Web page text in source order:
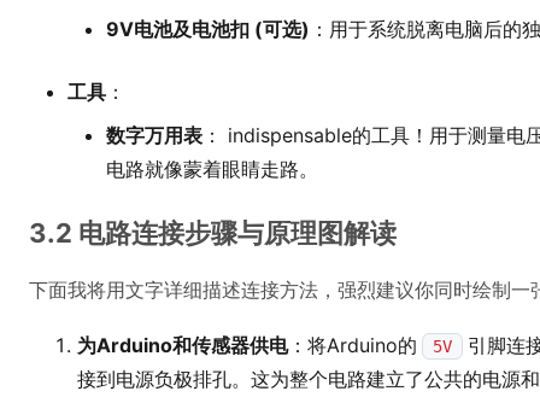
9V电池及电池扣 (可选) ：用于系统脱离电脑后的
工具 ：
数字万用表 ： indispensable的工具！用于测量电
电路就像蒙着眼睛走路。
3.2 电路连接步骤与原理图解读
下面我将用文字详细描述连接方法，强烈建议你同时绘制一
为Arduino和传感器供电：将Arduino的 5V
引脚连
接到电源负极排孔。这为整个电路建立了公共的电源